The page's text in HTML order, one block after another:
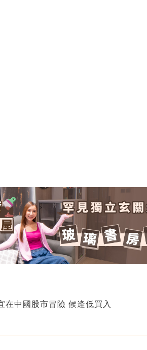
在中國股市冒險 候逢低買入